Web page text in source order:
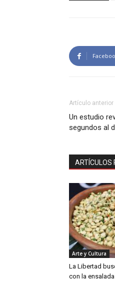
Artículo anterior
Un estudio
segundos al
ARTÍCULOS
Arte y Cultura
La Libertad
con la